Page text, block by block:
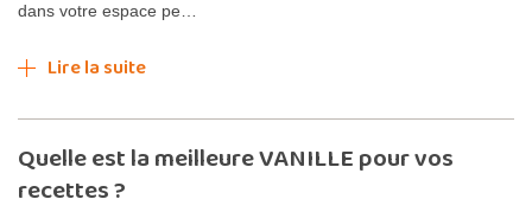
dans votre espace pe…
Lire la suite
Quelle est la meilleure VANILLE pour vos
recettes ?